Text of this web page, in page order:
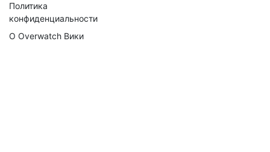
Политика
конфиденциальности
О Overwatch Вики